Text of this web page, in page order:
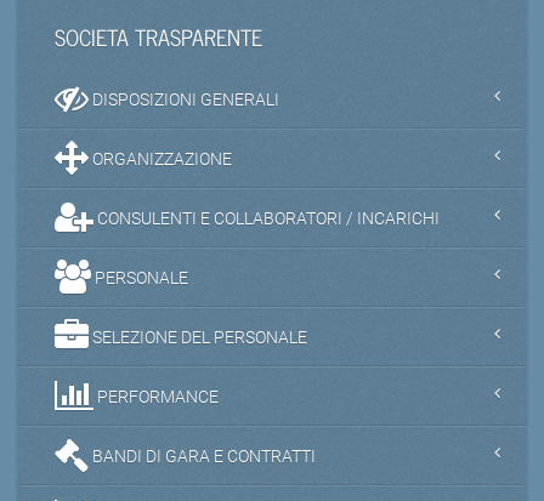
SOCIETA TRASPARENTE
DISPOSIZIONI GENERALI
ORGANIZZAZIONE
CONSULENTI E COLLABORATORI / INCARICHI
PERSONALE
SELEZIONE DEL PERSONALE
PERFORMANCE
BANDI DI GARA E CONTRATTI